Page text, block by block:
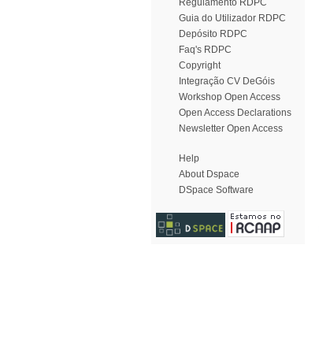
Regulamento RDPC
Guia do Utilizador RDPC
Depósito RDPC
Faq's RDPC
Copyright
Integração CV DeGóis
Workshop Open Access
Open Access Declarations
Newsletter Open Access
Help
About Dspace
DSpace Software